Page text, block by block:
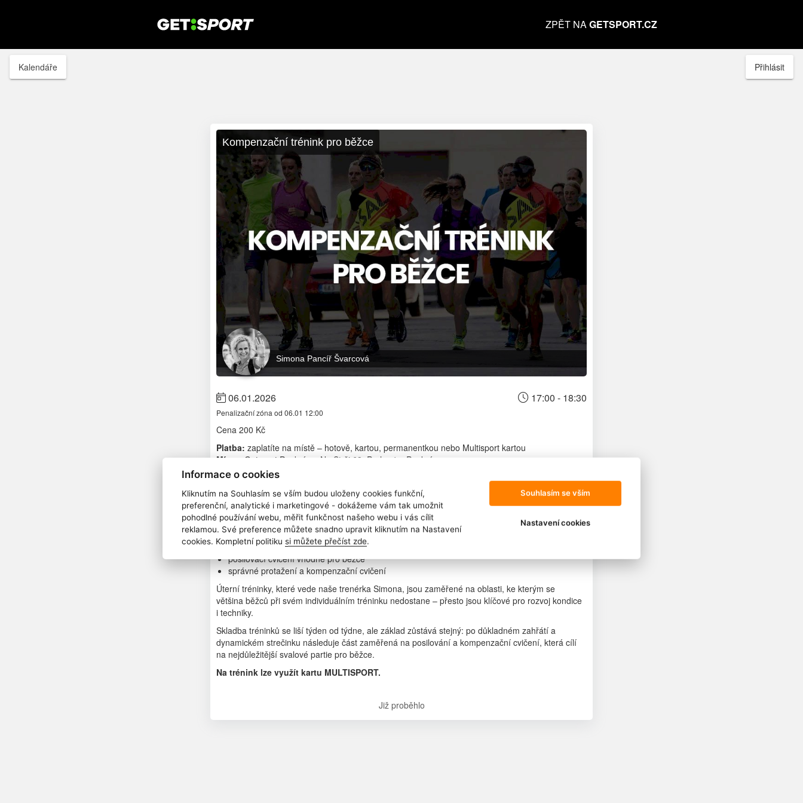
Informace o cookies
Kliknutím na Souhlasím se vším budou uloženy cookies funkční,
preferenční, analytické i marketingové - dokážeme vám tak umožnit
pohodlné používání webu, měřit funkčnost našeho webu i vás cílit
reklamou. Své preference můžete snadno upravit kliknutím na Nastavení
cookies. Kompletní politiku si můžete přečíst zde.
Souhlasím se vším
Nastavení cookies
ZPĚT NAGETSPORT.CZ
Kalendáře Přihlásit
Kompenzační trénink pro běžce
Simona Pancíř Švarcová
06.01.2026 17:00 - 18:30
Penalizační zóna od 06.01 12:00
Cena 200 Kč
Platba: zaplatíte na místě – hotově, kartou, permanentkou nebo Multisport kartou
Místo:
Getsport Pankrác – Na Strži 63, Praha 4 – Pankrác
Délka tréninku:90 minut
vhodné pro běžce všech kategorií (od začátečníků po pokročilé)
Trénink zaměřený na posilovací a kompenzační cvičení vhodné pro běžce.
Program
krátké rozehřátí a rozcvička (dynamický strečink)
posilovací cvičení vhodné pro běžce
správné protažení a kompenzační cvičení
Úterní tréninky, které vede naše trenérka Simona, jsou zaměřené na oblasti, ke kterým se
většina běžců při svém individuálním tréninku nedostane – přesto jsou klíčové pro rozvoj kondice
i techniky.
Skladba tréninků se liší týden od týdne, ale základ zůstává stejný: po důkladném zahřátí a
dynamickém strečinku následuje část zaměřená na posilování a kompenzační cvičení, která cílí
na nejdůležitější svalové partie pro běžce.
Na trénink lze využít kartu MULTISPORT.
Již proběhlo